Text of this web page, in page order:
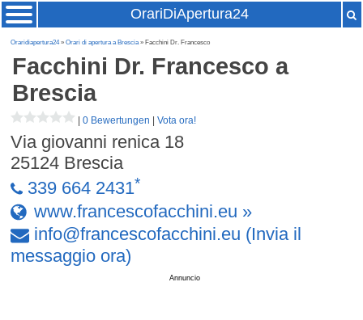
OrariDiApertura24
Oraridiapertura24»Orari di apertura a Brescia» Facchini Dr. Francesco
Facchini Dr. Francesco a
Brescia
|0 Bewertungen |Vota ora!
Via giovanni renica 18
25124 Brescia
339 664 2431*
www.francescofacchini.eu »
info@francescofacchini.eu (Invia il
messaggio ora)
Annuncio